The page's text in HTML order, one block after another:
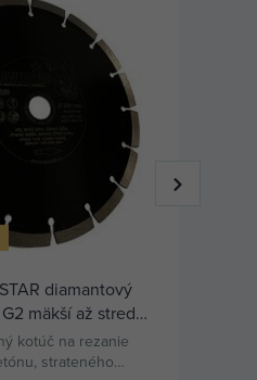
diamantový
mäkší až stredne
materiál
kotúč na rezanie
strateného